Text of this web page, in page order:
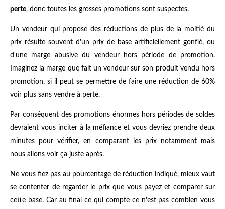
perte, donc toutes les grosses promotions sont suspectes.
Un vendeur qui propose des réductions de plus de la moitié du
prix résulte souvent d'un prix de base artificiellement gonflé, ou
d'une marge abusive du vendeur hors période de promotion.
Imaginez la marge que fait un vendeur sur son produit vendu hors
promotion, si il peut se permettre de faire une réduction de 60%
voir plus sans vendre à perte.
Par conséquent des promotions énormes hors périodes de soldes
devraient vous inciter à la méfiance et vous devriez prendre deux
minutes pour vérifier, en comparant les prix notamment mais
nous allons voir ça juste après.
Ne vous fiez pas au pourcentage de réduction indiqué, mieux vaut
se contenter de regarder le prix que vous payez et comparer sur
cette base. Car au final ce qui compte ce n'est pas combien vous